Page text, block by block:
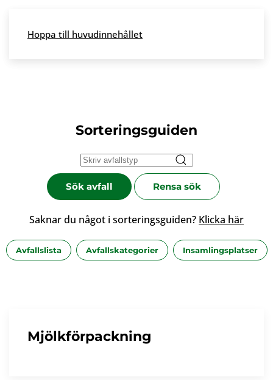
Skip to main content
Hoppa till huvudinnehållet
Sorteringsguiden
Sök avfall Rensa sök
Saknar du något i sorteringsguiden? Klicka här
Avfallslista Avfallskategorier Insamlingsplatser
Mjölkförpackning